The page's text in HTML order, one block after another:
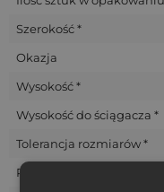
Szerokość *
Okazja
Wysokość *
Wysokość do ściągacza *
Tolerancja rozmiarów *
Rozmiar